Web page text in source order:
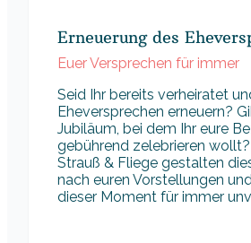
Erneuerung des
Euer Versprechen für immer
Seid Ihr bereits verheiratet
Eheversprechen erneuern?
Jubiläum, bei dem Ihr eure
gebührend zelebrieren wollt?
Strauß & Fliege gestalten
nach euren Vorstellungen
dieser Moment für immer